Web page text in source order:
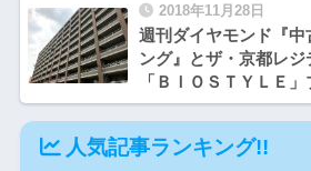
2018年11月28日
週刊ダイヤモンド『
ング』とザ・京都レ
「ＢＩＯＳＴＹＬＥ
人気記事ランキング!!